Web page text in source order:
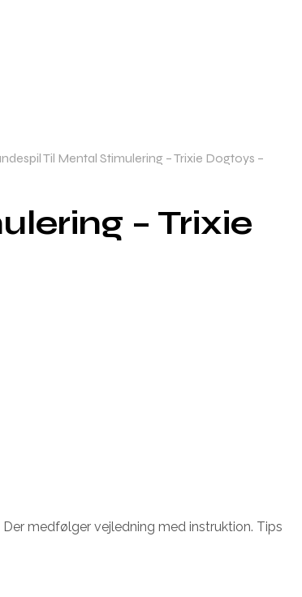
Til Mental Stimulering – Trixie Dogtoys –
– Trixie
medfølger vejledning med instruktion. Tips